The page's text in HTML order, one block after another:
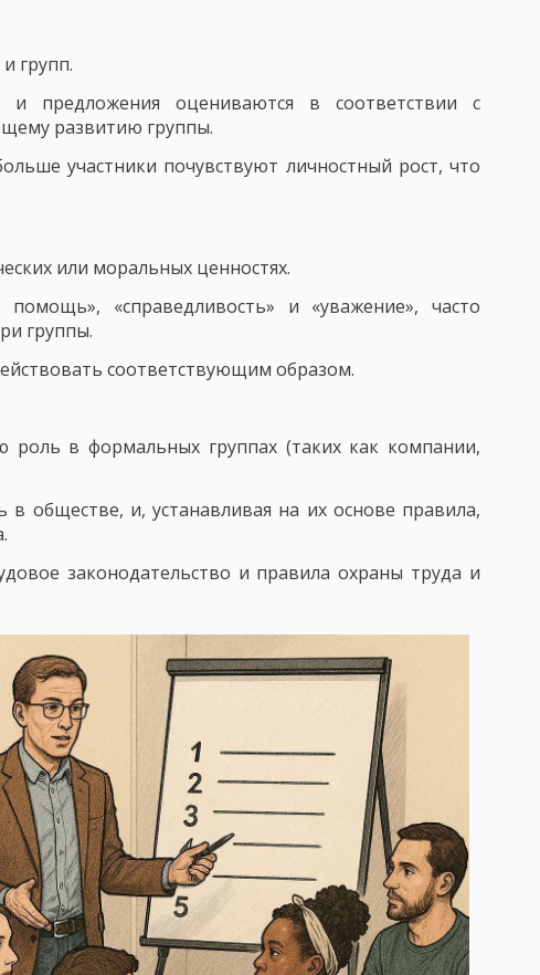
КАТЕГОРИЯ
СИСТЕМЫ ОБРАЗОВАНИЯ И ЗАДАЧИ ДИДАКТИКИ
СИСТЕМЫ И.Ф. ГЕРБАРТА И ДЖ. ДЬЮИ
ДЕЙСТВИЙ ПРОБЛЕМНОЕ ОБУЧЕНИЕ
ОБУЧЕНИЯ ПЕДАГОГИКА СОТРУДНИЧЕСТВА
И ПЕДАГОГИКА ПЕТЕРСОНА
ЗАКОНОМЕРНОСТИ УЧЕБНОГО ПРОЦЕССА
ПРОЦЕССА
И ГУМАНИТАРИЗАЦИИ ОБУЧЕНИЯ
ПРЕПОДАВАНИЯ
И СПОСОБОВ УЧЕБНОЙ РАБОТЫ
САМОСТОЯТЕЛЬНОСТИ УЧАЩИХСЯ
ЧАСТИ МЕТОДА ОБУЧЕНИЯ
И АЛЕКСЮКУ ОТБОР МЕТОДОВ ОБУЧЕНИЯ
групп.
предложения оцениваются в соответствии с
развитию группы.
участники почувствуют личностный рост, что
или моральных ценностях.
«справедливость» и «уважение», часто
группы.
соответствующим образом.
в формальных группах (таких как компании,
обществе, и, устанавливая на их основе правила,
законодательство и правила охраны труда и